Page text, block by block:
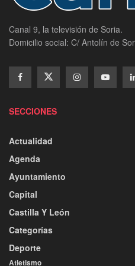
Canal 9, la televisión de Soria.
Domicilio social: C/ Antolín de
SECCIONES
Actualidad
Agenda
Ayuntamiento
Capital
Castilla Y León
Categorías
Deporte
Atletismo